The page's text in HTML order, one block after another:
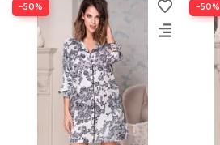
−50% −50%